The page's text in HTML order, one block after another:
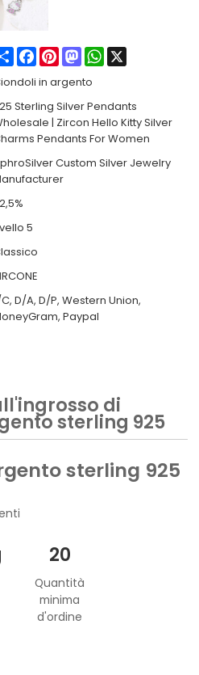
ShareFacebook
PinterestMastodonWhatsApp
in argento
Sterling Silver Pendants
| Zircon Hello Kitty Silver
Pendants For Women
Custom Silver Jewelry
5
D/A, D/P, Western Union,
Paypal
di
sterling 925
sterling 925
20
Quantità
minima
d'ordine